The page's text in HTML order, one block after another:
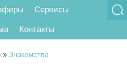
Сервисы
Контакты
» Знакомства